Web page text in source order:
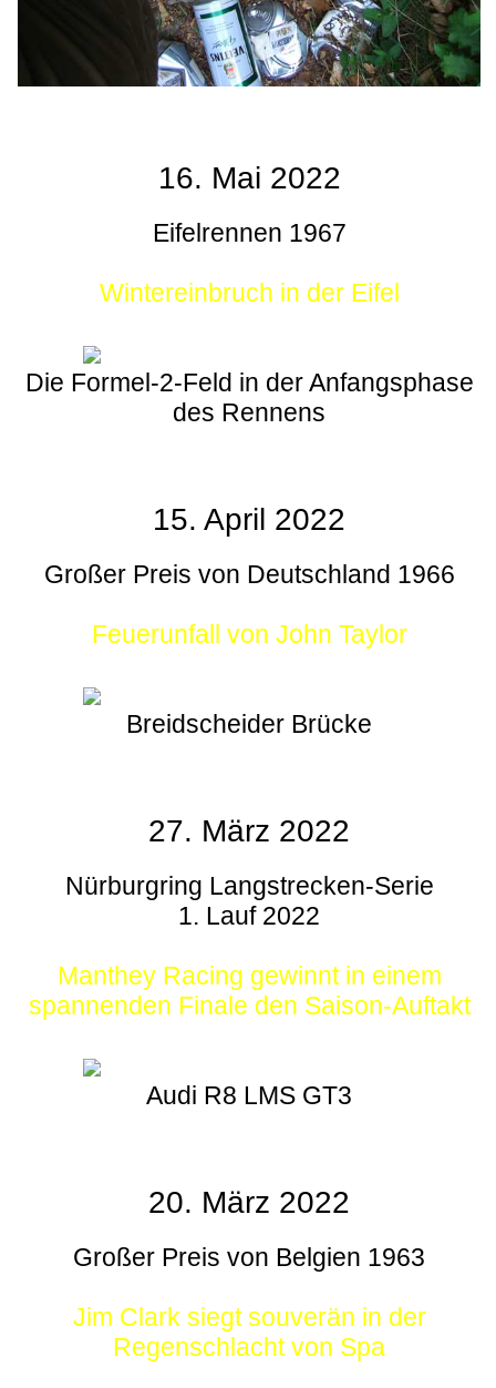
16. Mai 2022
Eifelrennen 1967
Wintereinbruch in der Eifel
Die Formel-2-Feld in der Anfangsphase
des Rennens
15. April 2022
Großer Preis von Deutschland 1966
Feuerunfall von John Taylor
Breidscheider Brücke
27. März 2022
Nürburgring Langstrecken-Serie
1. Lauf 2022
Manthey Racing gewinnt in einem
spannenden Finale den Saison-Auftakt
Audi R8 LMS GT3
20. März 2022
Großer Preis von Belgien 1963
Jim Clark siegt souverän in der
Regenschlacht von Spa